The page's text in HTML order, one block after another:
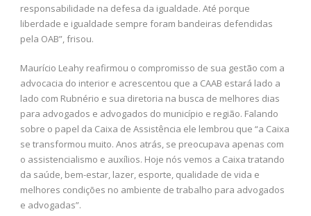
responsabilidade na defesa da igualdade. Até porque
liberdade e igualdade sempre foram bandeiras defendidas
pela OAB”, frisou.
Maurício Leahy reafirmou o compromisso de sua gestão com a
advocacia do interior e acrescentou que a CAAB estará lado a
lado com Rubnério e sua diretoria na busca de melhores dias
para advogados e advogados do município e região. Falando
sobre o papel da Caixa de Assistência ele lembrou que “a Caixa
se transformou muito. Anos atrás, se preocupava apenas com
o assistencialismo e auxílios. Hoje nós vemos a Caixa tratando
da saúde, bem-estar, lazer, esporte, qualidade de vida e
melhores condições no ambiente de trabalho para advogados
e advogadas”.